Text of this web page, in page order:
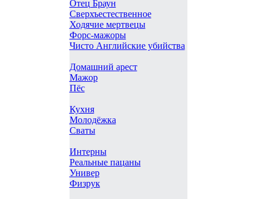
Отец Браун
Сверхъестественное
Ходячие мертвецы
Форс-мажоры
Чисто Английские убийства
Домашний арест
Мажор
Пёс
Кухня
Молодёжка
Сваты
Интерны
Реальные пацаны
Универ
Физрук